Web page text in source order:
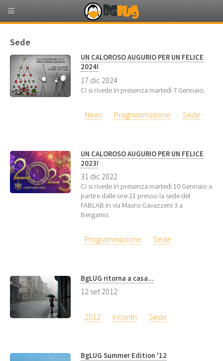
Sede
UN CALOROSO AUGURIO PER UN FELICE
2024!
17 dic 2024
Ci si rivede in presenza martedì 7 Gennaio.
News Programmazione Sede
UN CALOROSO AUGURIO PER UN FELICE
2023!
31 dic 2022
Ci si rivede in presenza martedì 10 Gennaio a
partire dalle ore 21 presso la sede del
FABLAB in via Mauro Gavazzeni 3 a
Bergamo.
Programmazione Sede
BgLUG ritorna a casa...
12 set 2012
2012 Incontri Sede
BgLUG Summer Edition '12